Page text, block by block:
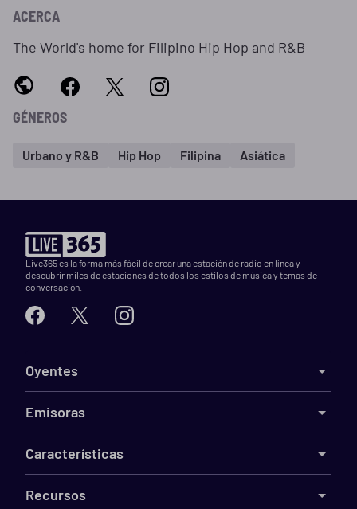
ACERCA
The World's home for Filipino Hip Hop and R&B
GÉNEROS
Urbano y R&B Hip Hop Filipina Asiática
Live365 es la forma más fácil de crear una estación de radio en línea y
descubrir miles de estaciones de todos los estilos de música y temas de
conversación.
Oyentes
Emisoras
Características
Recursos